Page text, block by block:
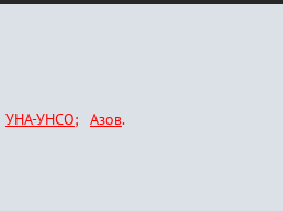
УНА-УНСО Азов